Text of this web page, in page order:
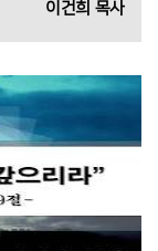
이건희 목사